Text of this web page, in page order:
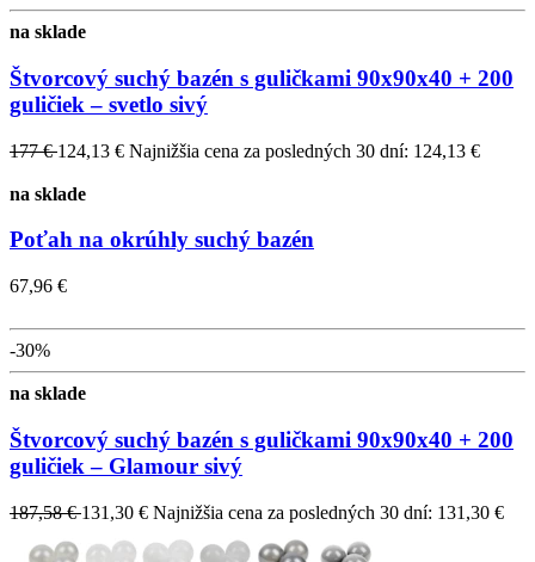
na sklade
Štvorcový suchý bazén s guličkami 90x90x40 + 200
guličiek – svetlo sivý
177 €124,13 € Najnižšia cena za posledných 30 dní: 124,13 €
na sklade
Poťah na okrúhly suchý bazén
67,96 €
-30%
na sklade
Štvorcový suchý bazén s guličkami 90x90x40 + 200
guličiek – Glamour sivý
187,58 €131,30 € Najnižšia cena za posledných 30 dní: 131,30 €